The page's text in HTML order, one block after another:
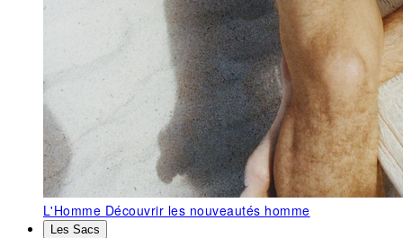
L'Homme Découvrir les nouveautés homme
Les Sacs